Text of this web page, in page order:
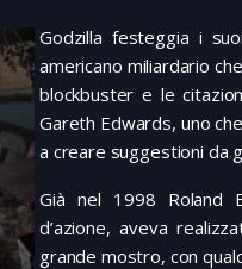
Godzilla festeggia i
americano miliardario
blockbuster e le
Gareth Edwards, uno
a creare suggestioni da
Già nel 1998 Roland
d’azione, aveva
grande mostro, con